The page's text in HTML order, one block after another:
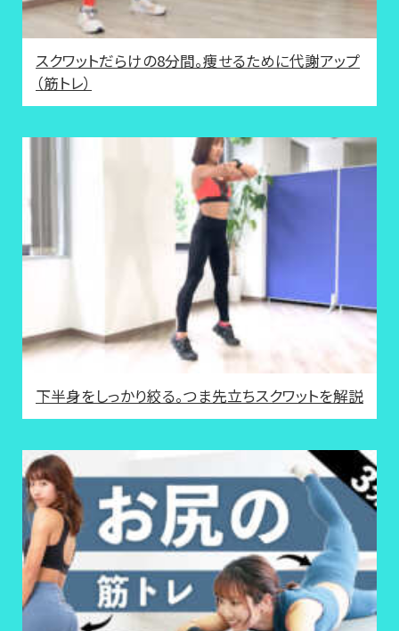
スクワットだらけの8分間。痩せるために代謝アップ
（筋トレ）
下半身をしっかり絞る。つま先立ちスクワットを解説